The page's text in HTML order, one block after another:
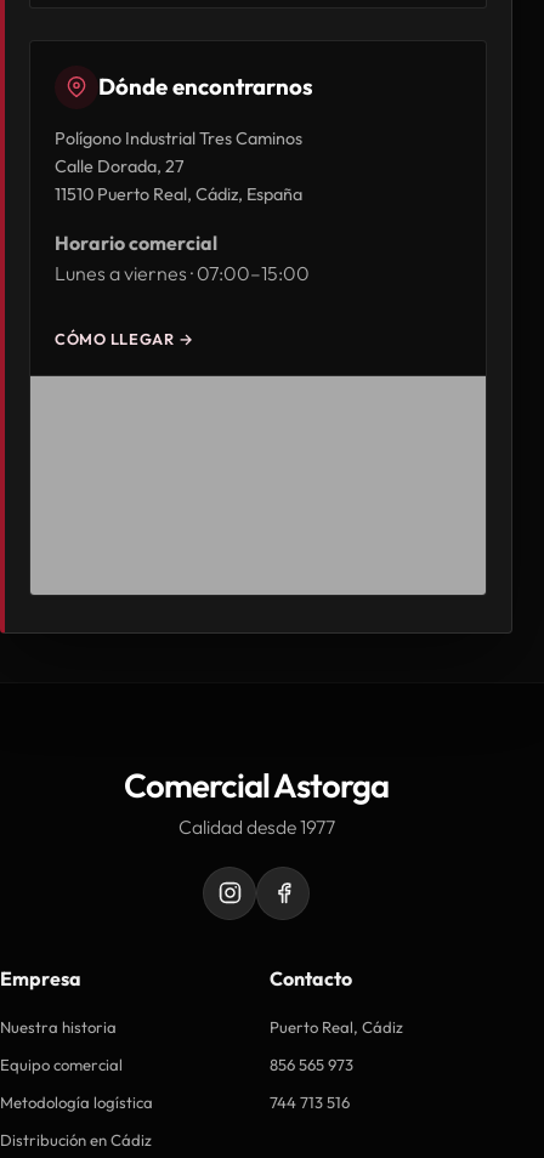
Dónde encontrarnos
Polígono Industrial Tres Caminos
Calle Dorada, 27
11510 Puerto Real, Cádiz, España
Horario comercial
Lunes a viernes · 07:00–15:00
CÓMO LLEGAR →
Comercial Astorga
Calidad desde 1977
Empresa
Nuestra historia
Equipo comercial
Metodología logística
Distribución en Cádiz
Contacto
Puerto Real, Cádiz
856 565 973
744 713 516